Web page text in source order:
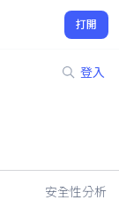
打開
登入
安全性分析